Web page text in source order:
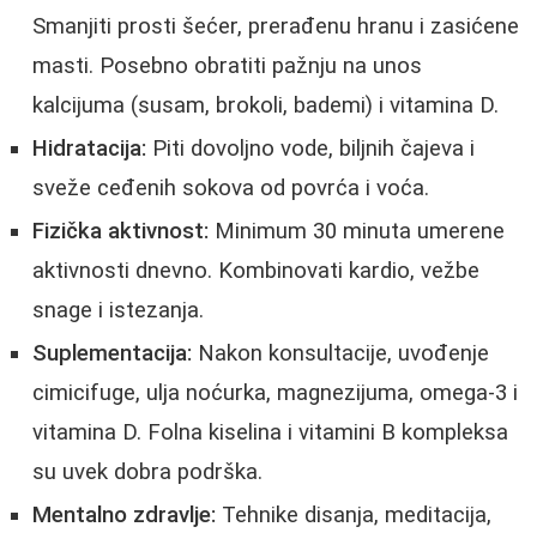
Smanjiti prosti šećer, prerađenu hranu i zasićene
masti. Posebno obratiti pažnju na unos
kalcijuma (susam, brokoli, bademi) i vitamina D.
Hidratacija: Piti dovoljno vode, biljnih čajeva i
sveže ceđenih sokova od povrća i voća.
Fizička aktivnost: Minimum 30 minuta umerene
aktivnosti dnevno. Kombinovati kardio, vežbe
snage i istezanja.
Suplementacija: Nakon konsultacije, uvođenje
cimicifuge, ulja noćurka, magnezijuma, omega-3 i
vitamina D. Folna kiselina i vitamini B kompleksa
su uvek dobra podrška.
Mentalno zdravlje: Tehnike disanja, meditacija,